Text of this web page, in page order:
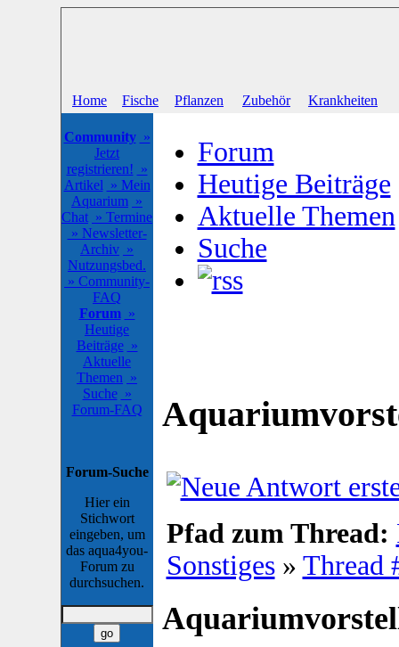
Home Fische Pflanzen Zubehör Krankheiten
Community »
Jetzt
registrieren! »
Artikel » Mein
Aquarium »
Chat » Termine
» Newsletter-
Archiv »
Nutzungsbed.
» Community-
FAQ
Forum »
Heutige
Beiträge »
Aktuelle
Themen »
Suche »
Forum-FAQ
Forum-Suche
Hier ein
Stichwort
eingeben, um
das aqua4you-
Forum zu
durchsuchen.
Forum
Heutige Beiträge
Aktuelle Themen
Suche
Pfad zum Thread:
Sonstiges» Thread